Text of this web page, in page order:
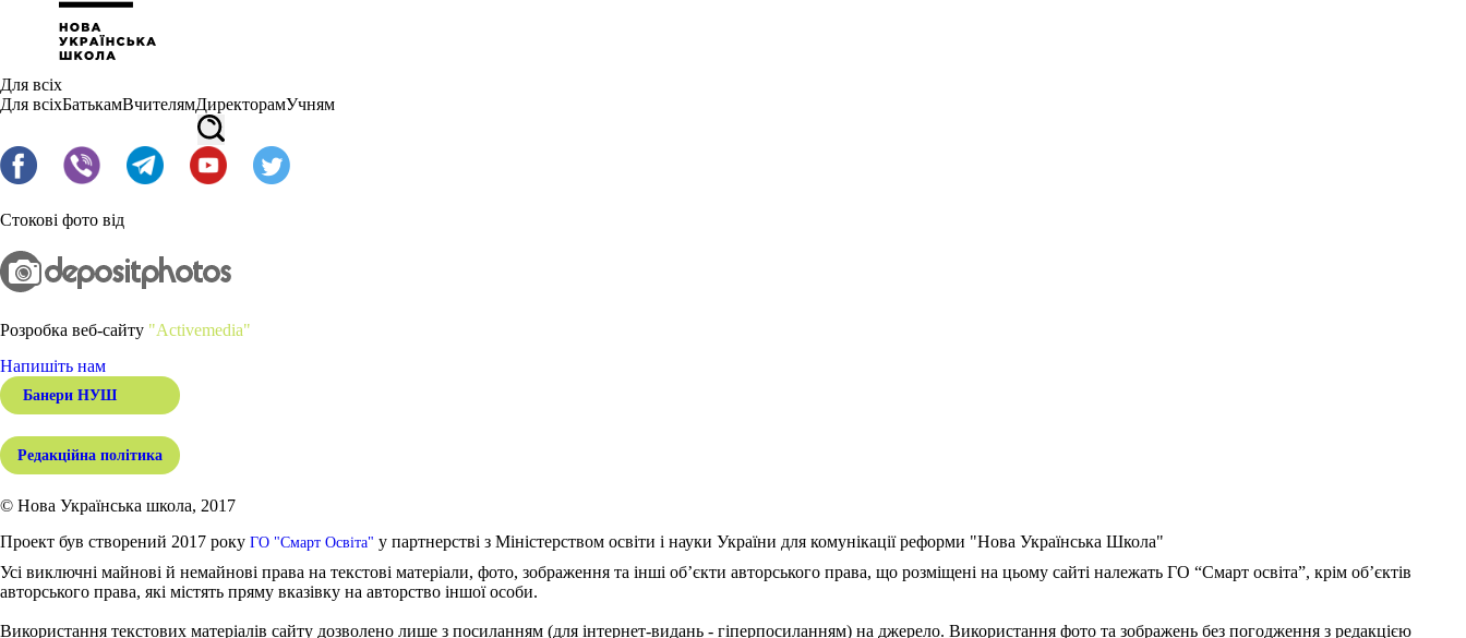
Для всіх
Для всіхБатькамВчителямДиректорамУчням
Стокові фото від
Розробка веб-сайту "Activemedia"
Напишіть нам
Банери НУШ
Редакційна політика
© Нова Українська школа, 2017
Проект був створений 2017 року ГО "Смарт Освіта" у партнерстві з Міністерством освіти і науки України для комунікації реформи "Нова Українська Школа"
Усі виключні майнові й немайнові права на текстові матеріали, фото, зображення та інші об’єкти авторського права, що розміщені на цьому сайті належать ГО “Смарт освіта”, крім об’єктів
авторського права, які містять пряму вказівку на авторство іншої особи.
Використання текстових матеріалів сайту дозволено лише з посиланням (для інтернет-видань - гіперпосиланням) на джерело. Використання фото та зображень без погодження з редакцією